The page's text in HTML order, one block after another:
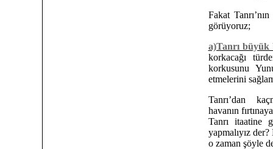
Fakat
görüyoruz;
a)Tanrı büyük
korkacağı
korkusunu
etmelerini
Tanrı’dan
havanın
Tanrı itaatine
yapmalıyız
o zaman şöyle